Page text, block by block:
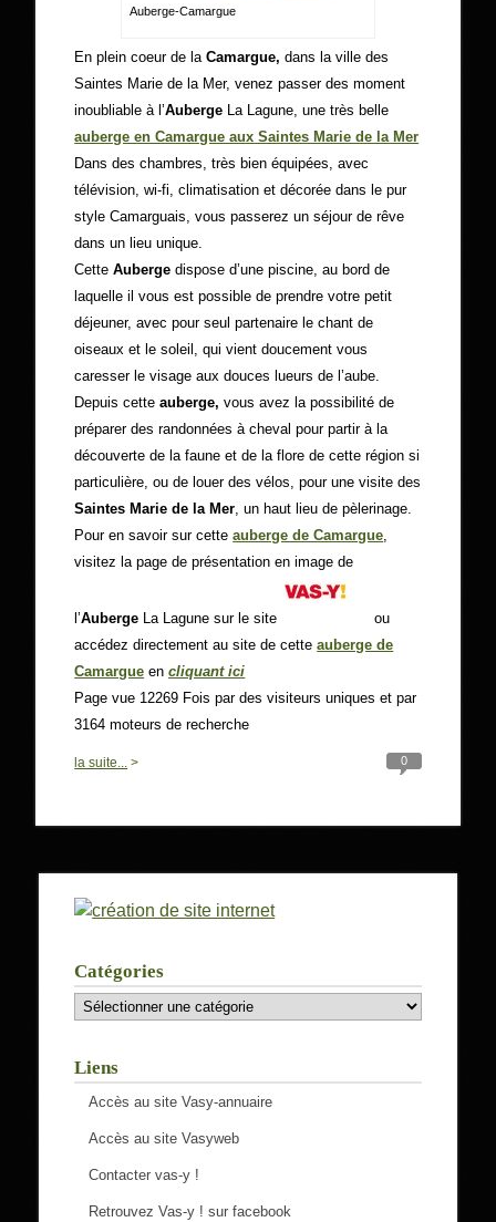
Auberge-Camargue
En plein coeur de laCamargue, dans la ville des
Saintes Marie de la Mer, venez passer des moment
inoubliable à l’Auberge La Lagune, une très belle
auberge en Camargue aux Saintes Marie de la Mer
Dans des chambres, très bien équipées, avec
télévision, wi-fi, climatisation et décorée dans le pur
style Camarguais, vous passerez un séjour de rêve
dans un lieu unique.
CetteAuberge dispose d’une piscine, au bord de
laquelle il vous est possible de prendre votre petit
déjeuner, avec pour seul partenaire le chant de
oiseaux et le soleil, qui vient doucement vous
caresser le visage aux douces lueurs de l’aube.
Depuis cetteauberge, vous avez la possibilité de
préparer des randonnées à cheval pour partir à la
découverte de la faune et de la flore de cette région si
particulière, ou de louer des vélos, pour une visite des
Saintes Marie de la Mer, un haut lieu de pèlerinage.
Pour en savoir sur cetteauberge de Camargue,
visitez la page de présentation en image de
l’Auberge La Lagune sur le site
ou
accédez directement au site de cetteauberge de
Camargue encliquant ici
Page vue 12269 Fois par des visiteurs uniques et par
3164 moteurs de recherche
la suite... > 0
Catégories
Catégories
Liens
Accès au site Vasy-annuaire
Accès au site Vasyweb
Contacter vas-y !
Retrouvez Vas-y ! sur facebook